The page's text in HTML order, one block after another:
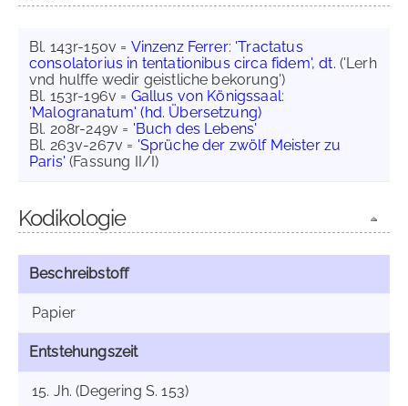
Bl. 143r-150v = Vinzenz Ferrer: 'Tractatus
consolatorius in tentationibus circa fidem', dt. ('Lerh
vnd hulffe wedir geistliche bekorung')
Bl. 153r-196v = Gallus von Königssaal:
'Malogranatum' (hd. Übersetzung)
Bl. 208r-249v = 'Buch des Lebens'
Bl. 263v-267v = 'Sprüche der zwölf Meister zu
Paris' (Fassung II/I)
Kodikologie
Beschreibstoff
Papier
Entstehungszeit
15. Jh. (Degering S. 153)